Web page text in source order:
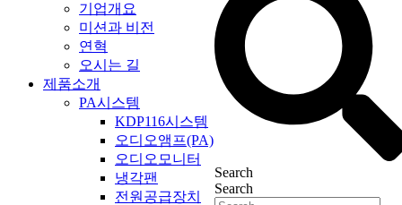
기업개요
미션과 비전
연혁
오시는 길
제품소개
PA시스템
KDP116시스템
오디오앰프(PA)
오디오모니터
냉각팬
전원공급장치
Search
Search